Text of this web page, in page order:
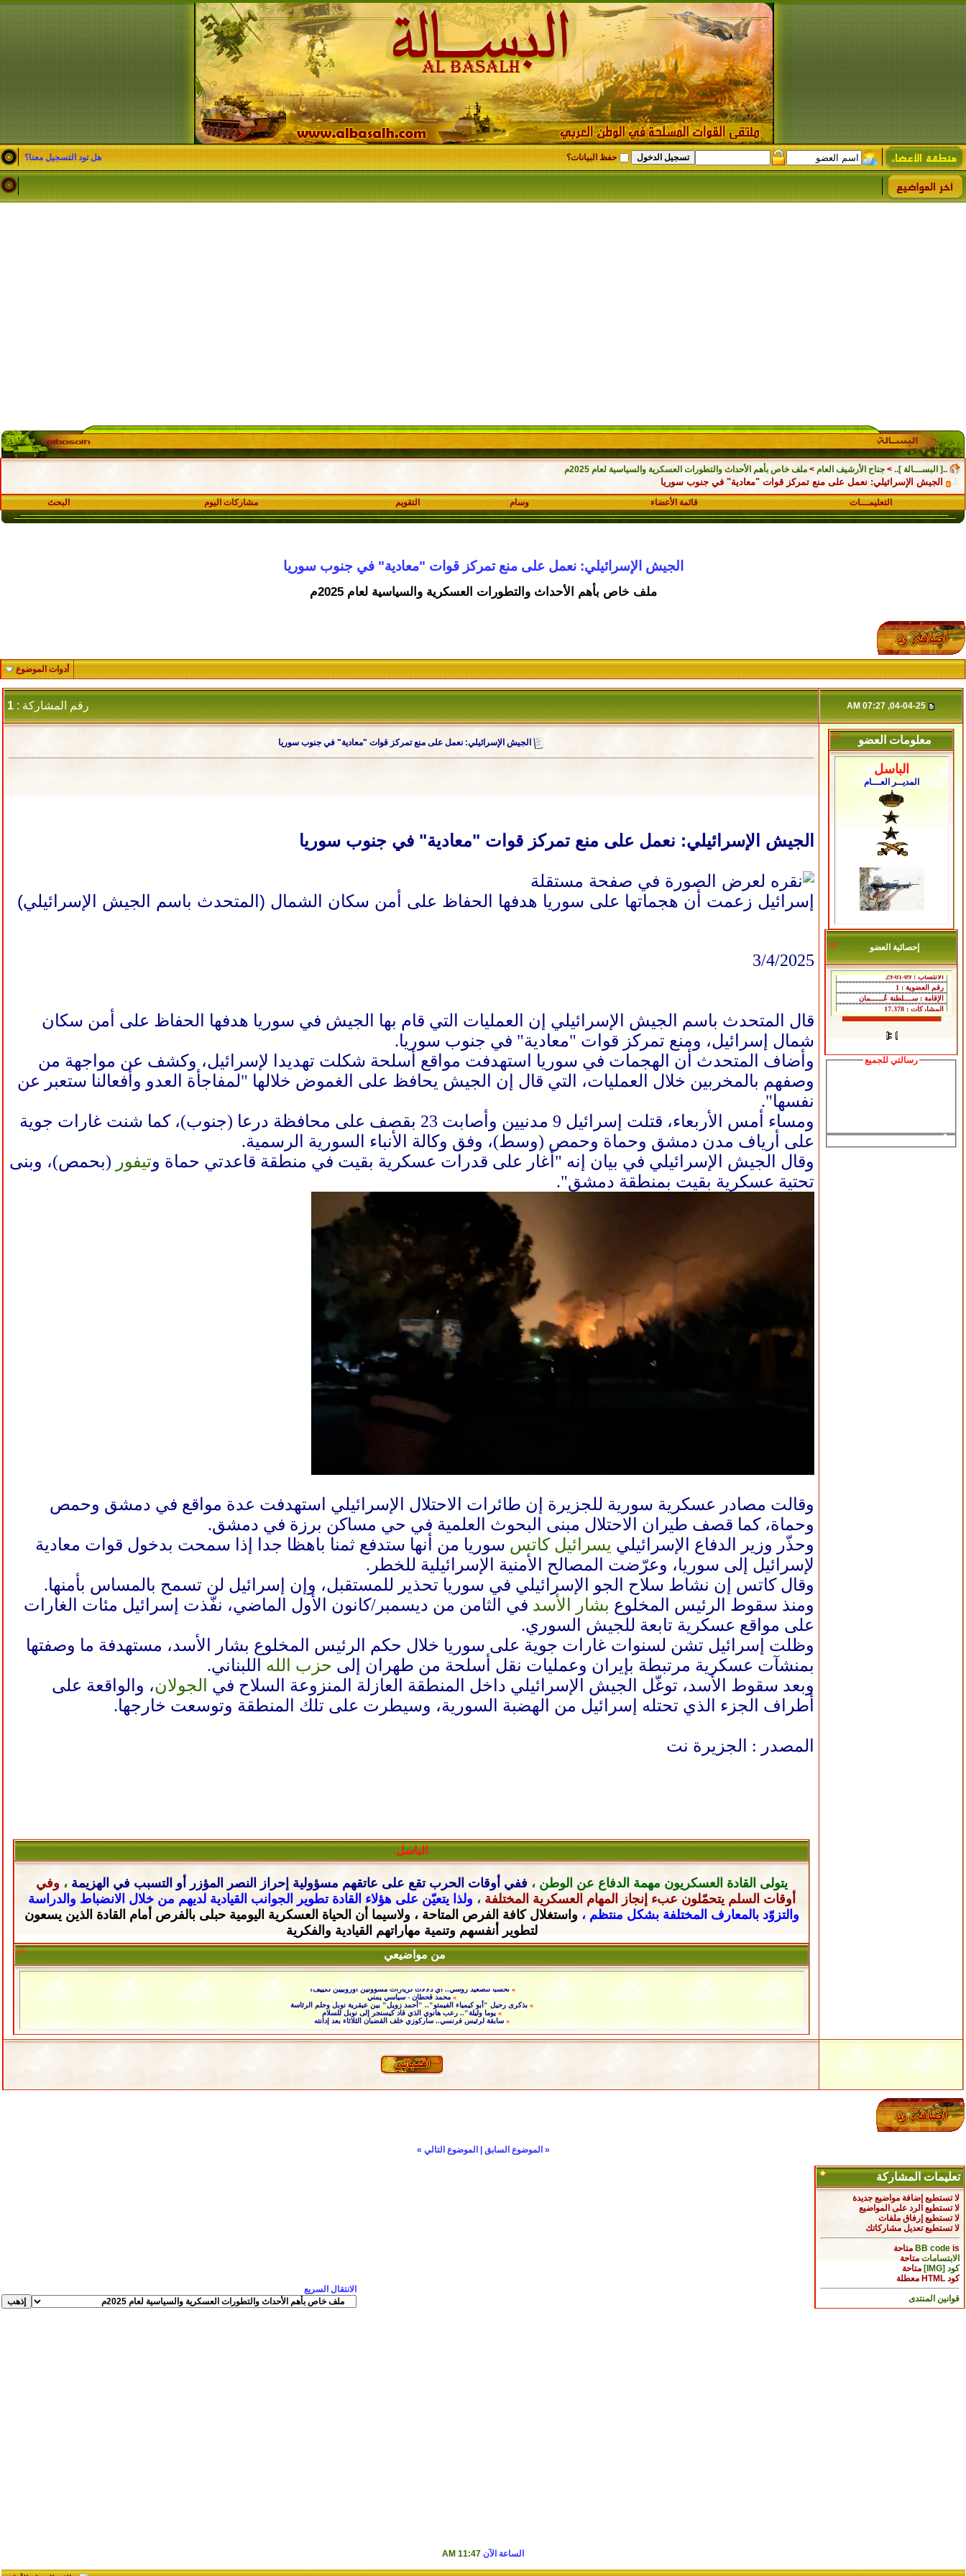
حفظ البيانات؟ هل تود التسجيل معنا؟
..[ البســـالة ].. > جناح الأرشيف العام > ملف خاص بأهم الأحداث والتطورات العسكرية والسياسية لعام 2025م
الجيش الإسرائيلي: نعمل على منع تمركز قوات "معادية" في جنوب سوريا
التعليمـــات قائمة الأعضاء وسام التقويم مشاركات اليوم البحث
الجيش الإسرائيلي: نعمل على منع تمركز قوات "معادية" في جنوب سوريا
ملف خاص بأهم الأحداث والتطورات العسكرية والسياسية لعام 2025م
أدوات الموضوع
رقم المشاركة : 1
معلومات العضو
الباسل
المديــر العـــام
إحصائية العضو
رسالتي للجميع
الجيش الإسرائيلي: نعمل على منع تمركز قوات "معادية" في جنوب سوريا
الجيش الإسرائيلي: نعمل على منع تمركز قوات "معادية" في جنوب سوريا
إسرائيل زعمت أن هجماتها على سوريا هدفها الحفاظ على أمن سكان الشمال (المتحدث باسم الجيش الإسرائيلي)
3/4/2025
قال المتحدث باسم الجيش الإسرائيلي إن العمليات التي قام بها الجيش في سوريا هدفها الحفاظ على أمن سكان
شمال إسرائيل، ومنع تمركز قوات "معادية" في جنوب سوريا.
وأضاف المتحدث أن الهجمات في سوريا استهدفت مواقع أسلحة شكلت تهديدا لإسرائيل، وكشف عن مواجهة من
وصفهم بالمخربين خلال العمليات، التي قال إن الجيش يحافظ على الغموض خلالها "لمفاجأة العدو وأفعالنا ستعبر عن
نفسها".
ومساء أمس الأربعاء، قتلت إسرائيل 9 مدنيين وأصابت 23 بقصف على محافظة درعا (جنوب)، كما شنت غارات جوية
على أرياف مدن دمشق وحماة وحمص (وسط)، وفق وكالة الأنباء السورية الرسمية.
وقال الجيش الإسرائيلي في بيان إنه "أغار على قدرات عسكرية بقيت في منطقة قاعدتي حماة وتيفور (بحمص)، وبنى
تحتية عسكرية بقيت بمنطقة دمشق".
وقالت مصادر عسكرية سورية للجزيرة إن طائرات الاحتلال الإسرائيلي استهدفت عدة مواقع في دمشق وحمص
وحماة، كما قصف طيران الاحتلال مبنى البحوث العلمية في حي مساكن برزة في دمشق.
وحذّر وزير الدفاع الإسرائيلي يسرائيل كاتس سوريا من أنها ستدفع ثمنا باهظا جدا إذا سمحت بدخول قوات معادية
لإسرائيل إلى سوريا، وعرّضت المصالح الأمنية الإسرائيلية للخطر.
وقال كاتس إن نشاط سلاح الجو الإسرائيلي في سوريا تحذير للمستقبل، وإن إسرائيل لن تسمح بالمساس بأمنها.
ومنذ سقوط الرئيس المخلوع بشار الأسد في الثامن من ديسمبر/كانون الأول الماضي، نفّذت إسرائيل مئات الغارات
على مواقع عسكرية تابعة للجيش السوري.
وظلت إسرائيل تشن لسنوات غارات جوية على سوريا خلال حكم الرئيس المخلوع بشار الأسد، مستهدفة ما وصفتها
بمنشآت عسكرية مرتبطة بإيران وعمليات نقل أسلحة من طهران إلى حزب الله اللبناني.
وبعد سقوط الأسد، توغّل الجيش الإسرائيلي داخل المنطقة العازلة المنزوعة السلاح في
الجولان، والواقعة على
أطراف الجزء الذي تحتله إسرائيل من الهضبة السورية، وسيطرت على تلك المنطقة وتوسعت خارجها.
المصدر : الجزيرة نت
الباسل
يتولى القادة العسكريون مهمة الدفاع عن الوطن ، ففي أوقات الحرب تقع على عاتقهم مسؤولية إحراز النصر المؤزر أو التسبب في الهزيمة ، وفي
أوقات السلم يتحمّلون عبء إنجاز المهام العسكرية المختلفة ، ولذا يتعيّن على هؤلاء القادة تطوير الجوانب القيادية لديهم من خلال الانضباط والدراسة
والتزوّد بالمعارف المختلفة بشكل منتظم ، واستغلال كافة الفرص المتاحة ، ولاسيما أن الحياة العسكرية اليومية حبلى بالفرص أمام القادة الذين يسعون
لتطوير أنفسهم وتنمية مهاراتهم القيادية والفكرية
من مواضيعي
تحسّبا لتصعيد روسي.. أي دلالات لزيارات مسؤولين أوروبيين لكييف؟
» محمد قحطان - سياسي يمني
بذكرى رحيل "أبو كيمياء الفيمتو".. "أحمد زويل" بين عبقرية نوبل وحلم الرئاسة
»يوما وليلة".. رعب هانوي الذي قاد كيسنجر إلى نوبل للسلام
سابقة لرئيس فرنسي.. ساركوزي خلف القضبان الثلاثاء بعد إدانته
« الموضوع السابق الموضوع التالي »
تعليمات المشاركة
لا تستطيع إضافة مواضيع جديدة
لا تستطيع الرد على المواضيع
لا تستطيع إرفاق ملفات
لا تستطيعتعديل مشاركاتك
BB codeis
متاحة
الابتسامات متاحة
كود [IMG]
متاحة
كود HTML
معطلة
قوانين المنتدى
الانتقال السريع
الساعة الآن 11:47 AM